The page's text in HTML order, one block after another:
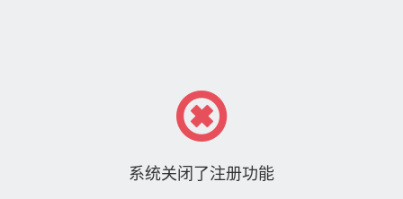
系统关闭了注册功能